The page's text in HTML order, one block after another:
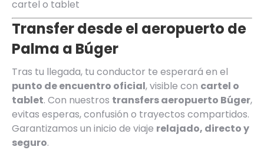
cartel o tablet
Transfer desde el aeropuerto de
Palma a Búger
Tras tu llegada, tu conductor te esperará en el
punto de encuentro oficial, visible con cartel o
tablet. Con nuestros transfers aeropuerto Búger,
evitas esperas, confusión o trayectos compartidos.
Garantizamos un inicio de viaje relajado, directo y
seguro.